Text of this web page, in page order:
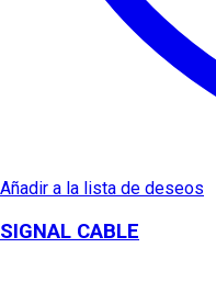
Añadir a la lista de deseos
SIGNAL CABLE